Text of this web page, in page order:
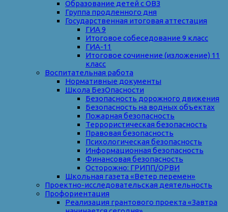
Образование детей с ОВЗ
Группа продленного дня
Государственная итоговая аттестация
ГИА 9
Итоговое собеседование 9 класс
ГИА-11
Итоговое сочинение (изложение) 11
класс
Воспитательная работа
Нормативные документы
Школа БезОпасности
Безопасность дорожного движения
Безопасность на водных объектах
Пожарная безопасность
Террористическая безопасность
Правовая безопасность
Психологическая безопасность
Информационная безопасность
Финансовая безопасность
Осторожно: ГРИПП/ОРВИ
Школьная газета «Ветер перемен»
Проектно-исследовательская деятельность
Профориентация
Реализация грантового проекта «Завтра